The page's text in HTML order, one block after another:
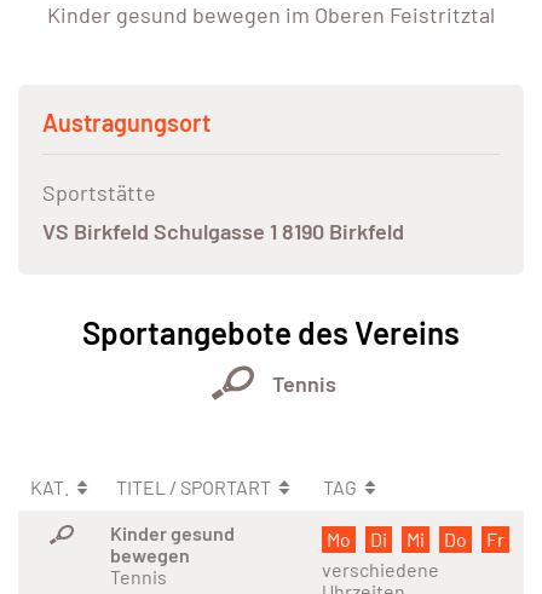
Kinder gesund bewegen im Oberen Feistritztal
Austragungsort
Sportstätte
VS Birkfeld Schulgasse 1 8190 Birkfeld
Sportangebote des Vereins
Tennis
KAT. TITEL / SPORTART
TAG
Kinder gesund
bewegen
Tennis
Mo Di Mi Do
Fr
verschiedene